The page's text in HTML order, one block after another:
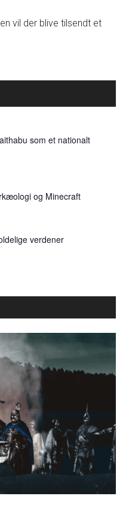
vil der blive tilsendt et
som et nationalt
og Minecraft
verdener